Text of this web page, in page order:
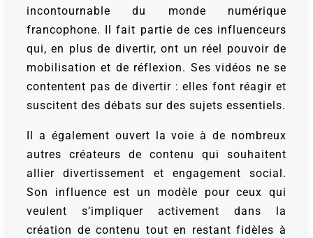
incontournable du monde numérique
francophone. Il fait partie de ces influenceurs
qui, en plus de divertir, ont un réel pouvoir de
mobilisation et de réflexion. Ses vidéos ne se
contentent pas de divertir : elles font réagir et
suscitent des débats sur des sujets essentiels.
Il a également ouvert la voie à de nombreux
autres créateurs de contenu qui souhaitent
allier divertissement et engagement social.
Son influence est un modèle pour ceux qui
veulent s’impliquer activement dans la
création de contenu tout en restant fidèles à